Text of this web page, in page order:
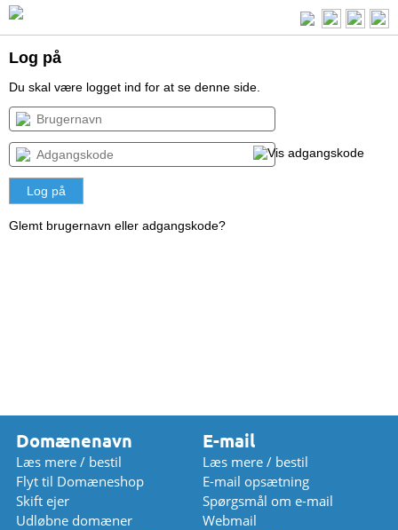
Log på
Du skal være logget ind for at se denne side.
Glemt brugernavn eller adgangskode?
Domænenavn
Læs mere / bestil
Flyt til Domæneshop
Skift ejer
Udløbne domæner
E-mail
Læs mere / bestil
E-mail opsætning
Spørgsmål om e-mail
Webmail